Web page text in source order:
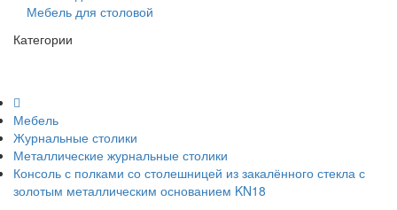
Мебель для столовой
Категории
Мебель
Журнальные столики
Металлические журнальные столики
Консоль с полками со столешницей из закалённого стекла с
золотым металлическим основанием KN18